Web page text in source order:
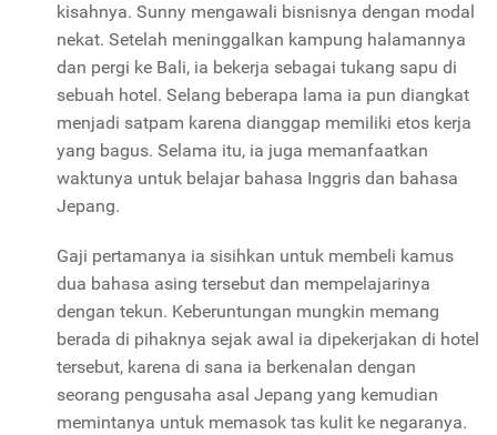
kisahnya. Sunny mengawali bisnisnya dengan modal
nekat. Setelah meninggalkan kampung halamannya
dan pergi ke Bali, ia bekerja sebagai tukang sapu di
sebuah hotel. Selang beberapa lama ia pun diangkat
menjadi satpam karena dianggap memiliki etos kerja
yang bagus. Selama itu, ia juga memanfaatkan
waktunya untuk belajar bahasa Inggris dan bahasa
Jepang.
Gaji pertamanya ia sisihkan untuk membeli kamus
dua bahasa asing tersebut dan mempelajarinya
dengan tekun. Keberuntungan mungkin memang
berada di pihaknya sejak awal ia dipekerjakan di hotel
tersebut, karena di sana ia berkenalan dengan
seorang pengusaha asal Jepang yang kemudian
memintanya untuk memasok tas kulit ke negaranya.